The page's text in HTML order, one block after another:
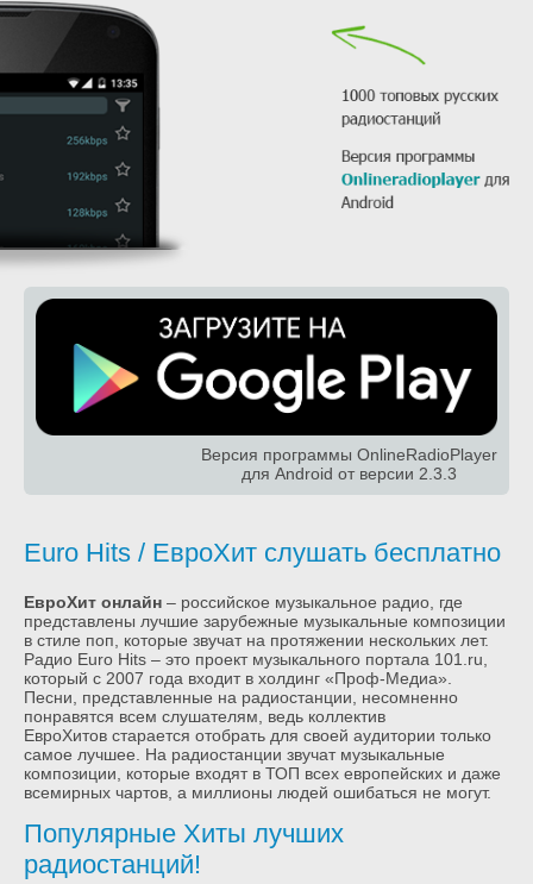
Версия программы OnlineRadioPlayer
для Android от версии 2.3.3
Euro Hits / ЕвроХит слушать бесплатно
ЕвроХит онлайн – российское музыкальное радио, где
представлены лучшие зарубежные музыкальные композиции
в стиле поп, которые звучат на протяжении нескольких лет.
Радио Euro Hits – это проект музыкального портала 101.ru,
который с 2007 года входит в холдинг «Проф-Медиа».
Песни, представленные на радиостанции, несомненно
понравятся всем слушателям, ведь коллектив
ЕвроХитов старается отобрать для своей аудитории только
самое лучшее. На радиостанции звучат музыкальные
композиции, которые входят в ТОП всех европейских и даже
всемирных чартов, а миллионы людей ошибаться не могут.
Популярные Хиты лучших
радиостанций!